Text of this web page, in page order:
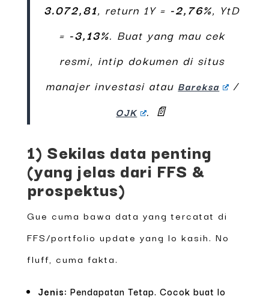
3.072,81, return 1Y = -2,76%, YtD
= -3,13%. Buat yang mau cek
resmi, intip dokumen di situs
manajer investasi atau Bareksa /
OJK . 📄
1) Sekilas data penting
(yang jelas dari FFS &
prospektus)
Gue cuma bawa data yang tercatat di
FFS/portfolio update yang lo kasih. No
fluff, cuma fakta.
Jenis: Pendapatan Tetap. Cocok buat lo